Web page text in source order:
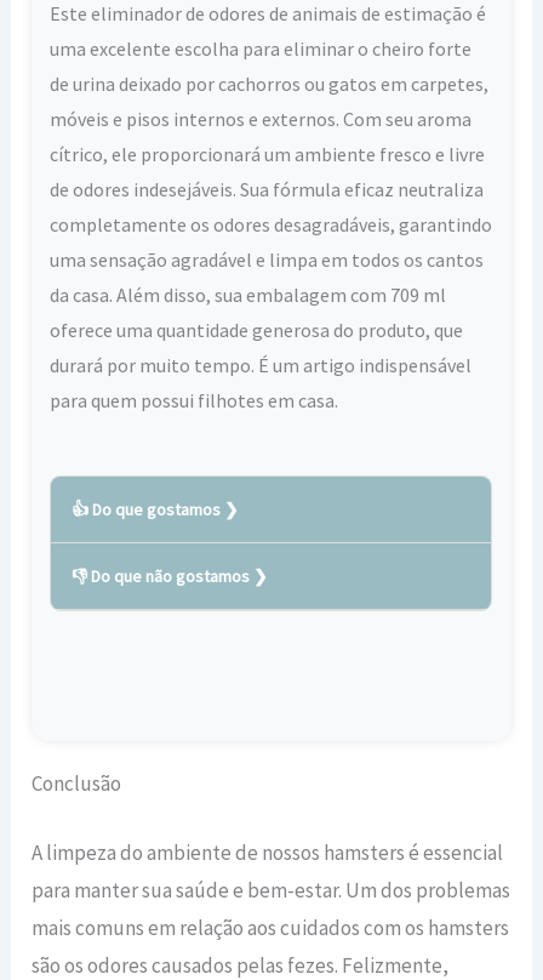
Este eliminador de odores de animais de estimação é
uma excelente escolha para eliminar o cheiro forte
de urina deixado por cachorros ou gatos em carpetes,
móveis e pisos internos e externos. Com seu aroma
cítrico, ele proporcionará um ambiente fresco e livre
de odores indesejáveis. Sua fórmula eficaz neutraliza
completamente os odores desagradáveis, garantindo
uma sensação agradável e limpa em todos os cantos
da casa. Além disso, sua embalagem com 709 ml
oferece uma quantidade generosa do produto, que
durará por muito tempo. É um artigo indispensável
para quem possui filhotes em casa.
👍 Do que gostamos
Neutraliza eficientemente odores fortes
Tamanho de 709 ml, garantindo um
contínuo
Fácil aplicação, basta borrifar o produto
nas áreas afetadas para eliminar
completamente os odores desagradáveis
👎 Do que não gostamos
sendo necessário outros produtos para
Conclusão
A limpeza do ambiente de nossos hamsters é essencial
para manter sua saúde e bem-estar. Um dos problemas
mais comuns em relação aos cuidados com os hamsters
são os odores causados pelas fezes. Felizmente,